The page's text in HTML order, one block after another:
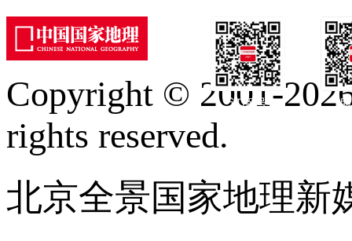
订阅号
Copyright © 2001-
rights reserved.
北京全景国家地理新